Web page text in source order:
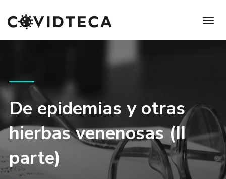
De epidemias y otras
hierbas venenosas (II
parte)